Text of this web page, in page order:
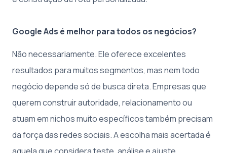
Google Ads é melhor para todos os negócios?
Não necessariamente. Ele oferece excelentes
resultados para muitos segmentos, mas nem todo
negócio depende só de busca direta. Empresas que
querem construir autoridade, relacionamento ou
atuam em nichos muito específicos também precisam
da força das redes sociais. A escolha mais acertada é
aquela que considera teste, análise e ajuste